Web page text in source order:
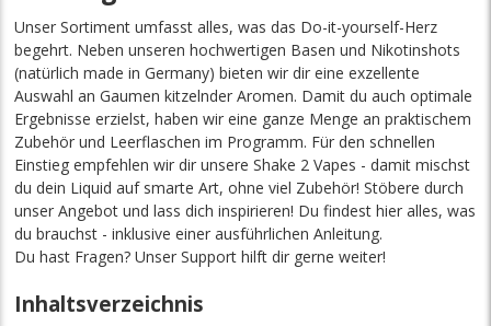
Unser Sortiment umfasst alles, was das Do-it-yourself-Herz
begehrt. Neben unseren hochwertigen Basen und Nikotinshots
(natürlich made in Germany) bieten wir dir eine exzellente
Auswahl an Gaumen kitzelnder Aromen. Damit du auch optimale
Ergebnisse erzielst, haben wir eine ganze Menge an praktischem
Zubehör und Leerflaschen im Programm. Für den schnellen
Einstieg empfehlen wir dir unsere Shake 2 Vapes - damit mischst
du dein Liquid auf smarte Art, ohne viel Zubehör! Stöbere durch
unser Angebot und lass dich inspirieren! Du findest hier alles, was
du brauchst - inklusive einer ausführlichen Anleitung.
Du hast Fragen? Unser Support hilft dir gerne weiter!
Inhaltsverzeichnis